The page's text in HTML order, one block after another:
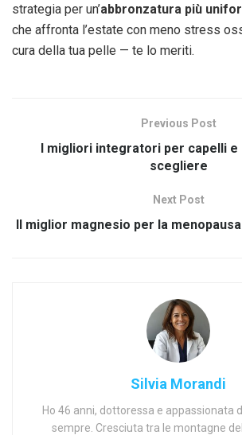
strategia per un’abbronzatura più
che affronta l’estate con meno stress
cura della tua pelle — te lo meriti.
Previous Post
I migliori integratori per capelli e
scegliere
Next Post
Il miglior magnesio per la
Silvia Morandi
Ho 46 anni, dottoressa e appassionata
sempre. Cresciuta tra le montagne